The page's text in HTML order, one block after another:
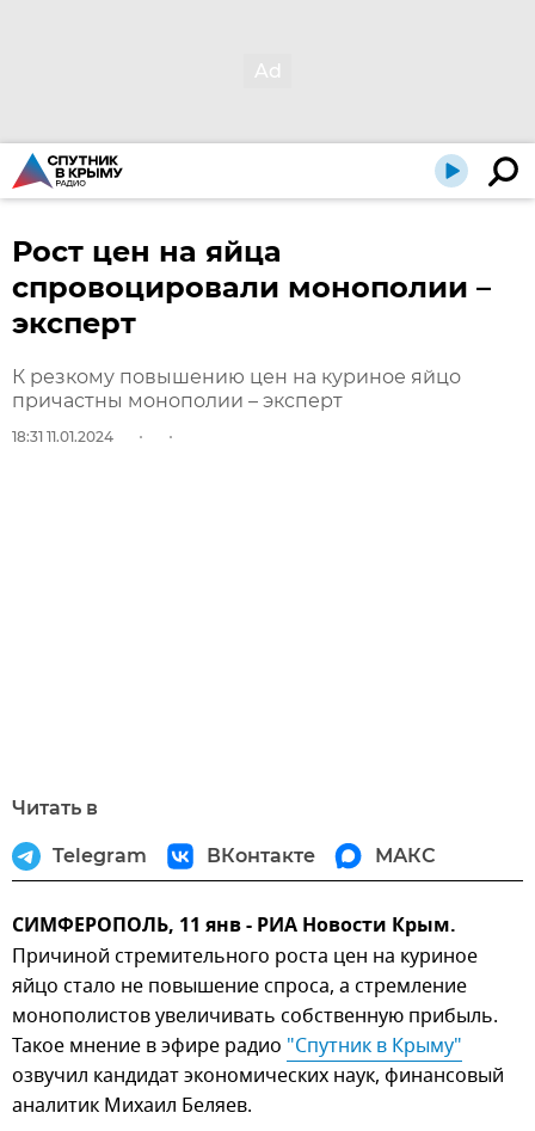
Рост цен на яйца
спровоцировали монополии –
эксперт
К резкому повышению цен на куриное яйцо
причастны монополии – эксперт
18:31 11.01.2024
Читать в
Telegram ВКонтакте МАКС
СИМФЕРОПОЛЬ, 11 янв - РИА Новости Крым.
Причиной стремительного роста цен на куриное
яйцо стало не повышение спроса, а стремление
монополистов увеличивать собственную прибыль.
Такое мнение в эфире радио "Спутник в Крыму"
озвучил кандидат экономических наук, финансовый
аналитик Михаил Беляев.